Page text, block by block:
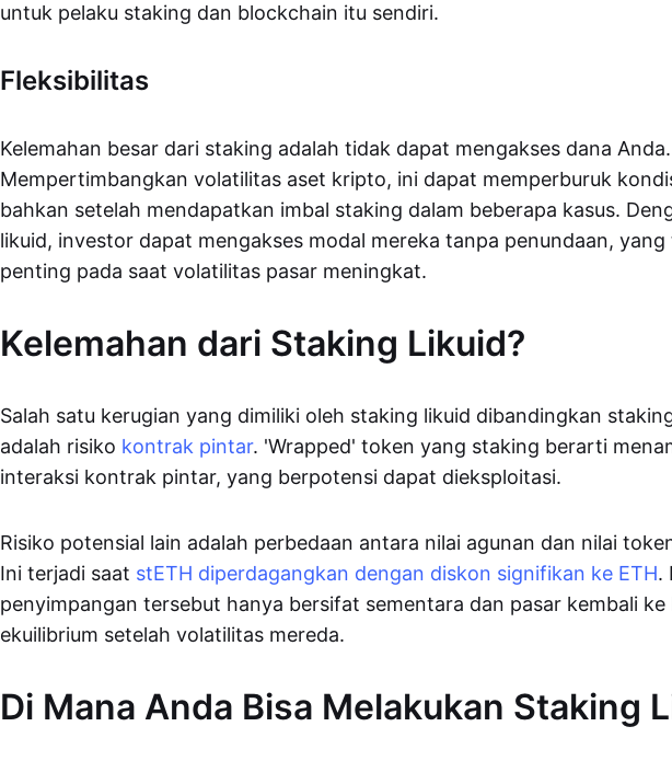
untuk pelaku staking dan blockchain itu sendiri.
Fleksibilitas
Kelemahan besar dari staking adalah tidak dapat mengakses dana Anda.
Mempertimbangkan volatilitas aset kripto, ini dapat memperburuk
bahkan setelah mendapatkan imbal staking dalam beberapa kasus.
likuid, investor dapat mengakses modal mereka tanpa penundaan,
penting pada saat volatilitas pasar meningkat.
Kelemahan dari Staking Likuid?
Salah satu kerugian yang dimiliki oleh staking likuid dibandingkan
adalah risiko kontrak pintar. 'Wrapped' token yang staking berarti
interaksi kontrak pintar, yang berpotensi dapat dieksploitasi.
Risiko potensial lain adalah perbedaan antara nilai agunan dan nilai
Ini terjadi saat stETH diperdagangkan dengan diskon signifikan ke ETH.
penyimpangan tersebut hanya bersifat sementara dan pasar kembali ke
ekuilibrium setelah volatilitas mereda.
Di Mana Anda Bisa Melakukan Staking